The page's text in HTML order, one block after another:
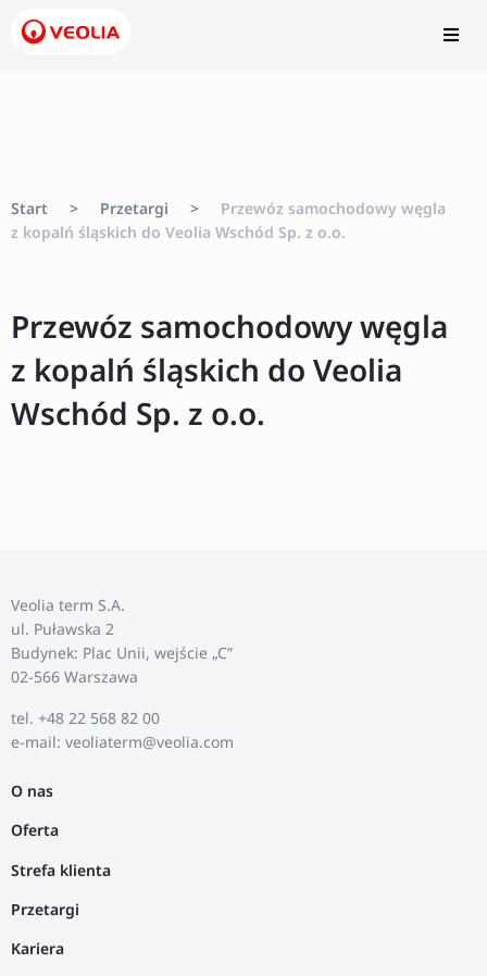
Start > Przetargi >
Przewóz samochodowy węgla
z kopalń śląskich do Veolia Wschód Sp. z o.o.
Przewóz samochodowy węgla
z kopalń śląskich do Veolia
Wschód Sp. z o.o.
Veolia term S.A.
ul. Puławska 2
Budynek: Plac Unii, wejście „C”
02-566 Warszawa
tel. +48 22 568 82 00
e-mail: veoliaterm@veolia.com
O nas
Oferta
Strefa klienta
Przetargi
Kariera